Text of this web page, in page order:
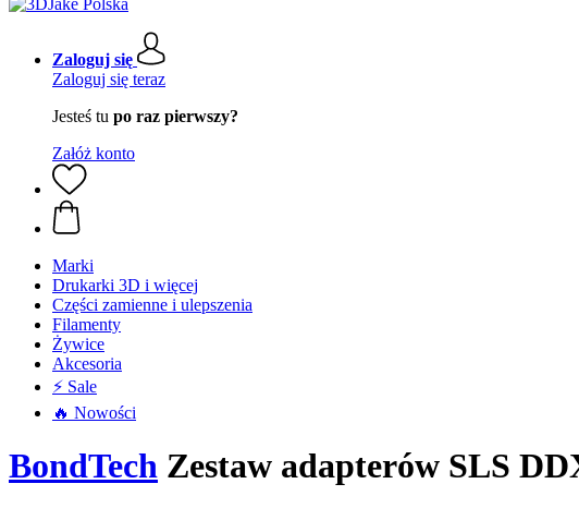
Zaloguj się
Zaloguj się teraz
Jesteś tu po raz pierwszy?
Załóż konto
Marki
Drukarki 3D i więcej
Części zamienne i ulepszenia
Filamenty
Żywice
Akcesoria
⚡ Sale
🔥 Nowości
BondTech Zestaw adapterów SLS